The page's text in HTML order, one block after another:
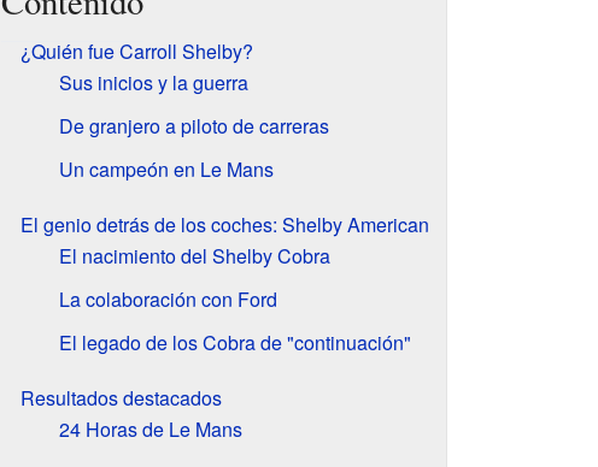
¿Quién fue Carroll Shelby?
Sus inicios y la guerra
De granjero a piloto de carreras
Un campeón en Le Mans
El genio detrás de los coches: Shelby American
El nacimiento del Shelby Cobra
La colaboración con Ford
El legado de los Cobra de "continuación"
Resultados destacados
24 Horas de Le Mans